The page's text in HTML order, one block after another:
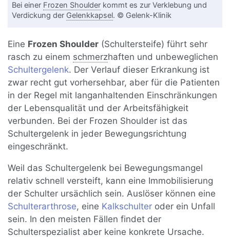
Bei einer Frozen Shoulder kommt es zur Verklebung und
Verdickung der Gelenkkapsel. © Gelenk-Klinik
Eine Frozen Shoulder (Schultersteife) führt sehr
rasch zu einem schmerzhaften und unbeweglichen
Schultergelenk. Der Verlauf dieser Erkrankung ist
zwar recht gut vorhersehbar, aber für die Patienten
in der Regel mit langanhaltenden Einschränkungen
der Lebensqualität und der Arbeitsfähigkeit
verbunden. Bei der Frozen Shoulder ist das
Schultergelenk in jeder Bewegungsrichtung
eingeschränkt.
Weil das Schultergelenk bei Bewegungsmangel
relativ schnell versteift, kann eine Immobilisierung
der Schulter ursächlich sein. Auslöser können eine
Schulterarthrose, eine Kalkschulter oder ein Unfall
sein. In den meisten Fällen findet der
Schulterspezialist aber keine konkrete Ursache.